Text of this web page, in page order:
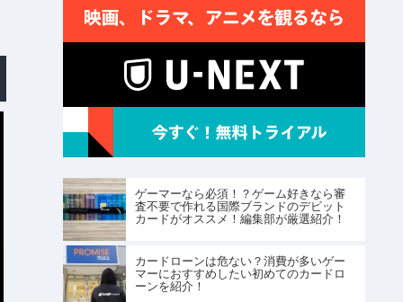
ゲーマーなら必須！？ゲーム好きなら審
査不要で作れる国際ブランドのデビット
カードがオススメ！編集部が厳選紹介！
カードローンは危ない？消費が多いゲー
マーにおすすめしたい初めてのカードロ
ーンを紹介！